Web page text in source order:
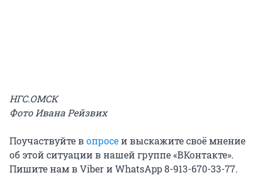
НГС.ОМСК
Фото Ивана Рейзвих
Поучаствуйте вопросеи выскажите своё мнение
об этой ситуации в нашей группе «ВКонтакте».
Пишите нам в Viber и WhatsApp 8-913-670-33-77.